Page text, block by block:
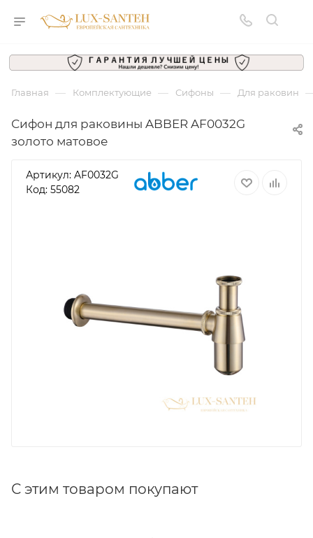
Главная — Комплектующие — Сифоны — Для раковин
Сифон для раковины ABBER AF0032G
золото матовое
Артикул: AF0032G
Код: 55082
С этим товаром покупают